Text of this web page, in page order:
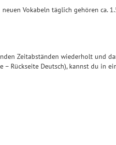
Vokabeln täglich gehören ca.
Zeitabständen wiederholt und
Rückseite Deutsch), kannst du in